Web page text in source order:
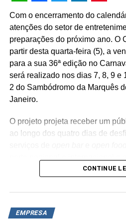
Título: FIM DE ANO 2022 / ALICE
Agência: Africa
Anunciante: Itaú
Produto: Institucional
CCO: Sergio Gordilho
Redator: Alexandre Peralta
Diretor de arte: Erico Braga /
Atendimento: Renato Broggin /
WhatsApp
Facebook
Twitter
Com o encerramento do
atenções do setor de
preparações do próximo ano. O
partir desta quarta-feira (5), a
para a sua 36ª edição no
será realizado nos dias 7, 8, 9 e
2 do Sambódromo da Marquês
Janeiro.
O projeto projeta receber um
ao longo dos quatro dias de
marcas parceiras. “O Camarote
anualmente em mudanças para
cidade maravilhosa”, destaca
CONTINUE
EMPRESA